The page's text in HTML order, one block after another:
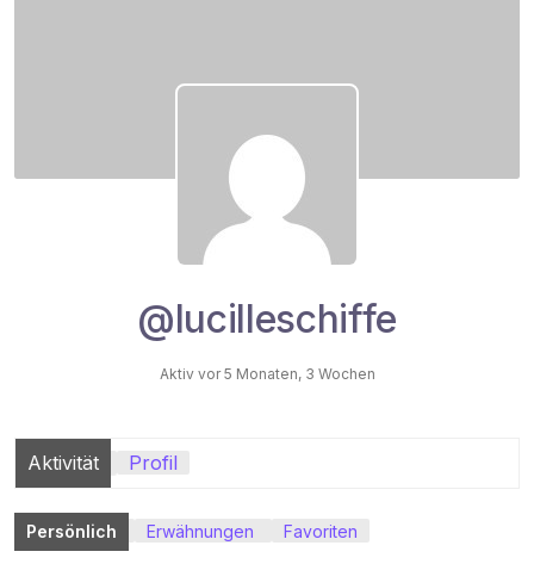
@lucilleschiffe
Aktiv vor 5 Monaten, 3 Wochen
Aktivität Profil
Persönlich Erwähnungen Favoriten